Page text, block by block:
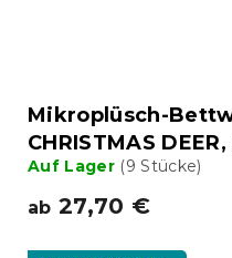
Mikroplüsch-
CHRISTMAS
Auf Lager (9 Stücke)
ab 27,70 €